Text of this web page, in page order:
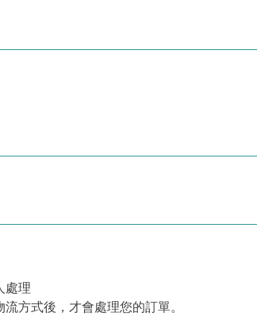
處理
方式後，才會處理您的訂單。